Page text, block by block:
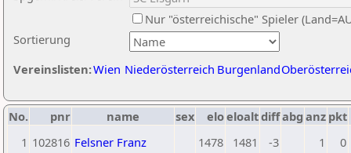
Sortierung
Nur "österreichische" Spieler
Vereinslisten:Wien Niederösterreich Burgenland
No. pnr name sex eloeloaltdiffabg anz pkt
1 102816 Felsner Franz 1478 1481 -3 1 0